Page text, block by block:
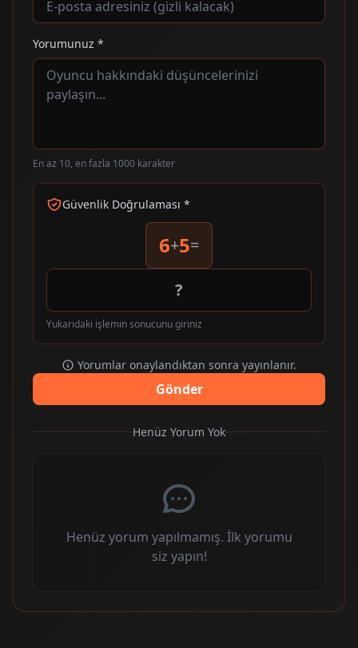
Yorumunuz *
En az 10, en fazla 1000 karakter
Güvenlik Doğrulaması *
6+5=
Yukarıdaki işlemin sonucunu giriniz
Yorumlar onaylandıktan sonra yayınlanır.
Gönder
Henüz Yorum Yok
Henüz yorum yapılmamış. İlk yorumu
siz yapın!